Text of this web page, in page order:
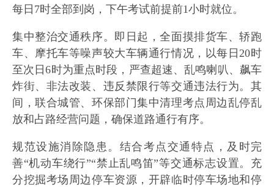
每日7时全部到岗，下午考试前提前1小时就位。
集中整治交通秩序。即日起，全面摸排货车、轿跑
车、摩托车等噪声较大车辆通行情况，以每日20时
至次日6时为重点时段，严查超速、乱鸣喇叭、飙车
炸街、非法改装、违反禁限行等交通违法行为。其
间，联合城管、环保部门集中清理考点周边乱停乱
放和占路经营问题，确保道路通行有序。
规范设施消除隐患。结合考点交通特点，及时完
善“机动车绕行”“禁止乱鸣笛”等交通标志设置。充
分挖掘考场周边停车资源，开辟临时停车场地和停